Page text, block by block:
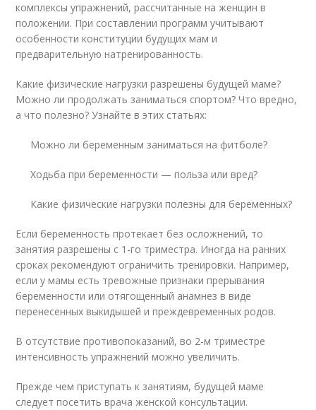
комплексы упражнений, рассчитанные на женщин в
положении. При составлении программ учитывают
особенности конституции будущих мам и
предварительную натренированность.
Какие физические нагрузки разрешены будущей маме?
Можно ли продолжать заниматься спортом? Что вредно,
а что полезно? Узнайте в этих статьях:
Можно ли беременным заниматься на фитболе?
Ходьба при беременности — польза или вред?
Какие физические нагрузки полезны для беременных?
Если беременность протекает без осложнений, то
занятия разрешены с 1-го триместра. Иногда на ранних
сроках рекомендуют ограничить тренировки. Например,
если у мамы есть тревожные признаки прерывания
беременности или отягощенный анамнез в виде
перенесенных выкидышей и преждевременных родов.
В отсутствие противопоказаний, во 2-м триместре
интенсивность упражнений можно увеличить.
Прежде чем приступать к занятиям, будущей маме
следует посетить врача женской консультации.